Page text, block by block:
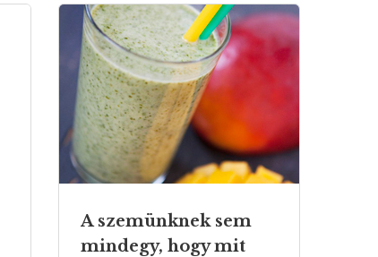
Kisebbségben Szerbiában, de
többségben a konyhában.
Paskó Csaba, a Szabadka
melletti falucska, Kelebia
római katolikus plébánosa
elmondja, milyen az álszent
böjt, és milyen az igazi.
A szemünknek sem
mindegy, hogy mit